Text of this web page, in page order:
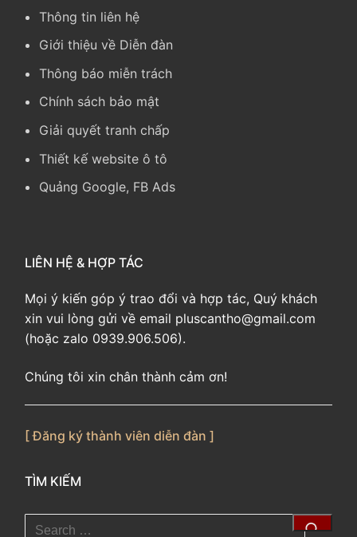
Thông tin liên hệ
Giới thiệu về Diễn đàn
Thông báo miễn trách
Chính sách bảo mật
Giải quyết tranh chấp
Thiết kế website ô tô
Quảng Google, FB Ads
LIÊN HỆ & HỢP TÁC
Mọi ý kiến góp ý trao đổi và hợp tác, Quý khách
xin vui lòng gửi về email pluscantho@gmail.com
(hoặc zalo 0939.906.506).
Chúng tôi xin chân thành cảm ơn!
[ Đăng ký thành viên diễn đàn ]
TÌM KIẾM
Tìm